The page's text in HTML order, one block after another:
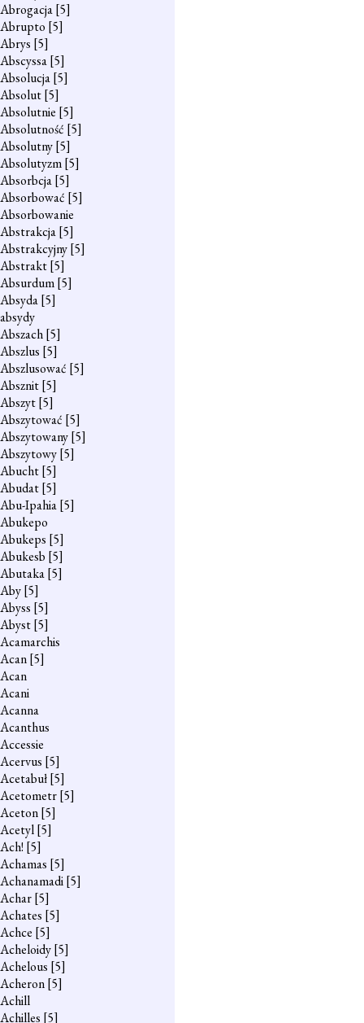
Abrogacja[5]
Abrupto [5]
Abrys [5]
Abscyssa[5]
Absolucja[5]
Absolut[5]
Absolutnie [5]
Absolutność [5]
Absolutny[5]
Absolutyzm[5]
Absorbcja[5]
Absorbować [5]
Absorbowanie
Abstrakcja[5]
Abstrakcyjny[5]
Abstrakt[5]
Absurdum[5]
Absyda[5]
absydy
Abszach[5]
Abszlus [5]
Abszlusować [5]
Absznit[5]
Abszyt[5]
Abszytować [5]
Abszytowany[5]
Abszytowy[5]
Abucht[5]
Abudat[5]
Abu-Ipahia[5]
Abukepo
Abukeps [5]
Abukesb [5]
Abutaka[5]
Aby[5]
Abyss [5]
Abyst[5]
Acamarchis
Acan[5]
Acan
Acani
Acanna
Acanthus
Accessie
Acervus [5]
Acetabuł[5]
Acetometr[5]
Aceton[5]
Acetyl[5]
Ach! [5]
Achamas [5]
Achanamadi[5]
Achar[5]
Achates [5]
Achce [5]
Acheloidy[5]
Achelous [5]
Acheron[5]
Achill
Achilles [5]